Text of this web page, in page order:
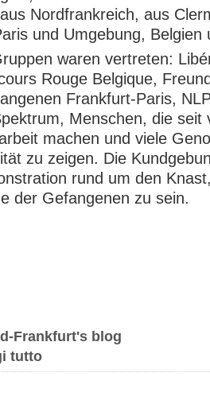
Nordfrankreich, aus
und Umgebung, Belgien
waren vertreten:
Rouge Belgique,
Frankfurt-Paris,
Menschen, die seit
machen und viele
zu zeigen. Die
rund um den
der Gefangenen zu sein.
Frankfurt's blog
tutto